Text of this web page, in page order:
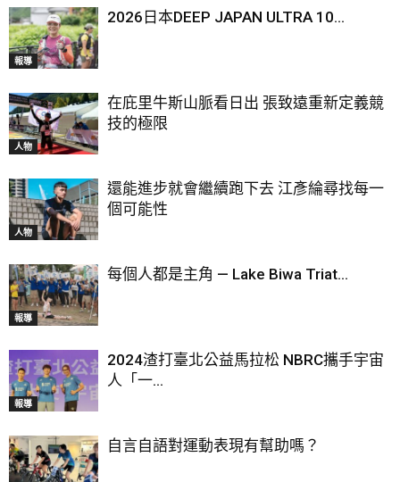
報導
2026日本DEEP JAPAN ULTRA 10...
人物
在庇里牛斯山脈看日出 張致遠重新定義競
技的極限
人物
還能進步就會繼續跑下去 江彥綸尋找每一
個可能性
報導
每個人都是主角 — Lake Biwa Triat...
報導
2024渣打臺北公益馬拉松 NBRC攜手宇宙
人「一...
自言自語對運動表現有幫助嗎？